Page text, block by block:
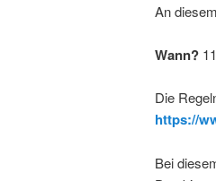
An
Wann?
Die
https://
Bei